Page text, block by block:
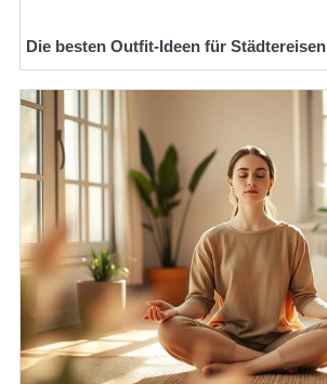
Die besten Outfit-Ideen für Städtereisen